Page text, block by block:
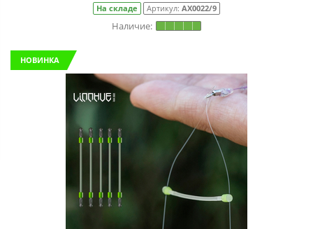
На складе Артикул: АХ0022/9
НОВИНКА